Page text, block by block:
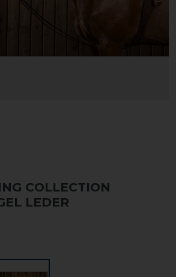
COLLECTION
LEDER